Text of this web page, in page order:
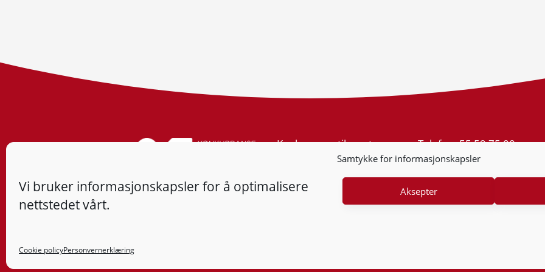
Samtykke for informasjonskapsler
Vi bruker informasjonskapsler for å optimalisere
nettstedet vårt.
Aksepter
Cookie policyPersonvernerklæring
Konkurransetilsynet
Postboks 439 Sentrum
Org.nr: 974 761 246
Telefon:55 59 75 00
E-post:post@kt.no
Nyhetsvarsel >>